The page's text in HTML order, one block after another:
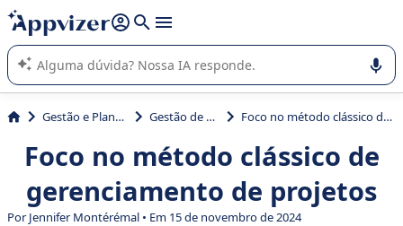
de nossa IA (várias linhas com
A IA do Appvizer o orienta no uso ou na seleção de software
SaaS para sua empresa.
Gestão e Planejamento Gestão de projetos Foco no método clássico de gerenciamento de projetos
Foco no método clássico de
gerenciamento de projetos
PorJennifer Montérémal • Em 15 de novembro de 2024